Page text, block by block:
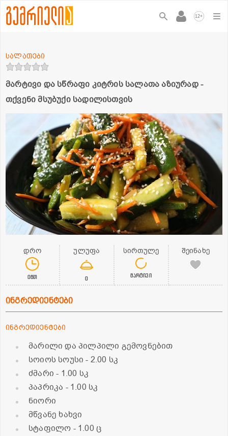
12+
მარტივი და სწრაფი კიტრის სალათა აზიურად -
თქვენი მსუბუქი სადილისთვის
სალათები
დრო
0წთ
ულუფა
0
სირთულე
მარტივი
შეინახე
ინგრედიენტები
ინგრედიენტები
მარილი და პილპილი გემოვნებით
სოიოს სოუსი- 2.00 სკ
ძმარი- 1.00 სკ
პაპრიკა - 1.00 სკ
ნიორი
მწვანე ხახვი
სტაფილო - 1.00 ც